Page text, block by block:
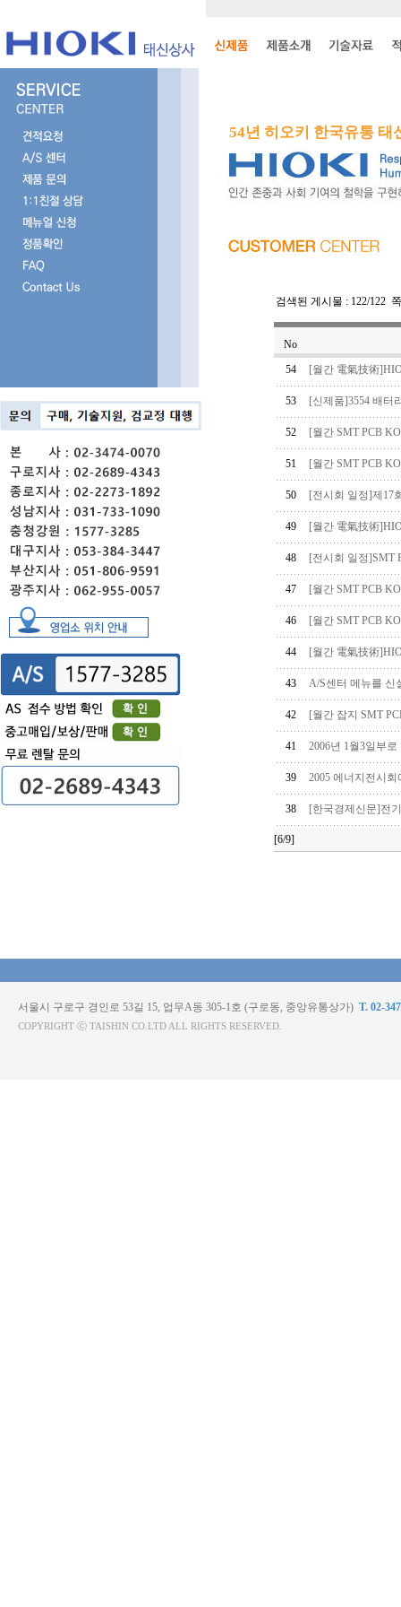
54년 히오키 한국유통 태
검색된 게시물 : 122/122
No
54
[월간 電氣技術
53 [신제품]3554 배터
52 [월간 SMT PCB
51 [월간 SMT PCB
50 [전시회 일정]제17
49 [월간 電氣技術
48 [전시회 일정]SMT
47 [월간 SMT PCB
46 [월간 SMT PCB
44 [월간 電氣技術
43 A/S센터 메뉴를 신
42 [월간 잡지 SMT
41 2006년 1월3일부
39 2005 에너지전시
38 [한국경제신문]전
[6/9]
서울시 구로구 경인로 53길 15, 업무A동 305-1호 (구로동, 중앙유통상가) T. 02-
COPYRIGHT ⓒ TAISHIN CO.LTD ALL RIGHTS RESERVED.